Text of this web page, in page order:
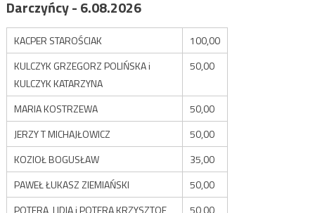
Darczyńcy - 6.08.2026
KACPER STAROŚCIAK
100,00
KULCZYK GRZEGORZ POLIŃSKA i
KULCZYK KATARZYNA
50,00
MARIA KOSTRZEWA
50,00
JERZY T MICHAJŁOWICZ
50,00
KOZIOŁ BOGUSŁAW
35,00
PAWEŁ ŁUKASZ ZIEMIAŃSKI
50,00
POTERA LIDIA i POTERA KRZYSZTOF
50,00